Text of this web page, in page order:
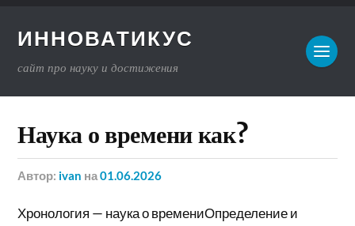
ИННОВАТИКУС
сайт про науку и достижения
Наука о времени как?
Автор: ivan на01.06.2026
Хронология — наука о времениОпределение и